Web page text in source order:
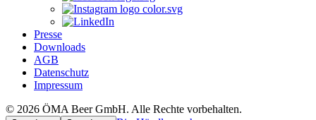
Presse
Downloads
AGB
Datenschutz
Impressum
© 2026 ÖMA Beer GmbH. Alle Rechte vorbehalten.